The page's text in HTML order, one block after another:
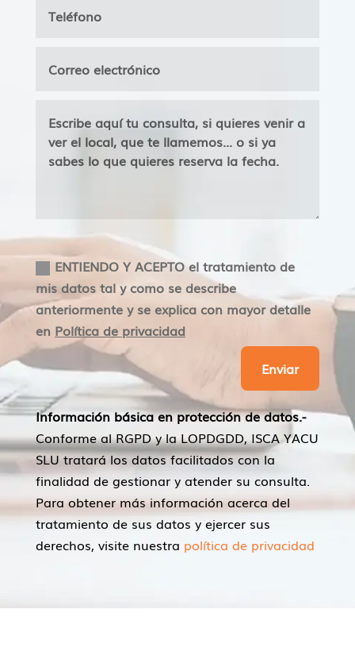
Aceptacion
ENTIENDO Y ACEPTO el tratamiento de
mis datos tal y como se describe
anteriormente y se explica con mayor detalle
en Política de privacidad
Enviar
Información básica en protección de datos.-
Conforme al RGPD y la LOPDGDD, ISCA YACU
SLU tratará los datos facilitados con la
finalidad de gestionar y atender su consulta.
Para obtener más información acerca del
tratamiento de sus datos y ejercer sus
derechos, visite nuestra política de privacidad